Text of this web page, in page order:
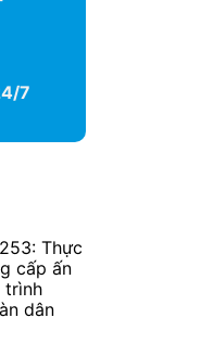
7
Thực
cấp ấn
trình
dân